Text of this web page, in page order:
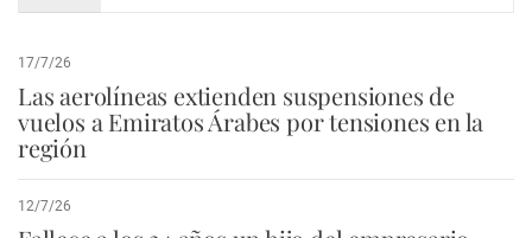
17/7/26
Las aerolíneas extienden suspensiones de
vuelos a Emiratos Árabes por tensiones en la
región
12/7/26